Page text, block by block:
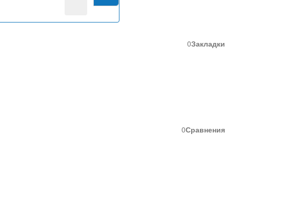
0Закладки
0Сравнения